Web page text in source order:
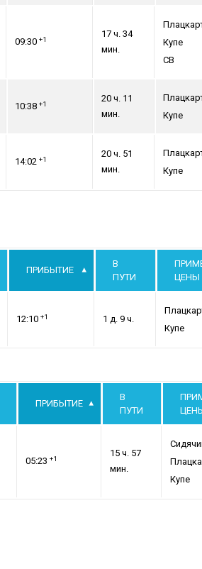
09:30 +1
17 ч. 34
мин.
Купе
СВ
10:38 +1
20 ч. 11
мин.
Купе
14:02 +1
20 ч. 51
мин.
Купе
ПРИБЫТИЕ
В
ПУТИ
ЦЕНЫ
12:10 +1 1 д. 9 ч.
Купе
ПРИБЫТИЕ
В
ПУТИ
05:23 +1
15 ч. 57
мин.
Купе